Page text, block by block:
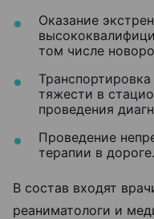
Оказание
том числе
тяжести в
проведения
Проведение
терапии в дороге.
В состав входят
реаниматологи и